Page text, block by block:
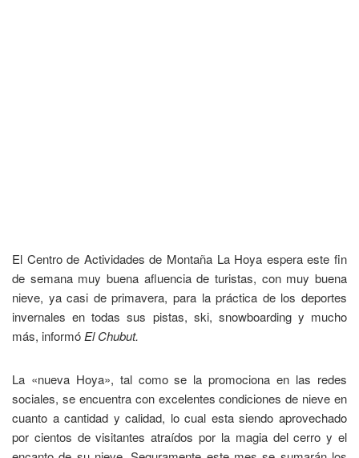
El Centro de Actividades de Montaña La Hoya espera este fin
de semana muy buena afluencia de turistas, con muy buena
nieve, ya casi de primavera, para la práctica de los deportes
invernales en todas sus pistas, ski, snowboarding y mucho
más, informó El Chubut.
La «nueva Hoya», tal como se la promociona en las redes
sociales, se encuentra con excelentes condiciones de nieve en
cuanto a cantidad y calidad, lo cual esta siendo aprovechado
por cientos de visitantes atraídos por la magia del cerro y el